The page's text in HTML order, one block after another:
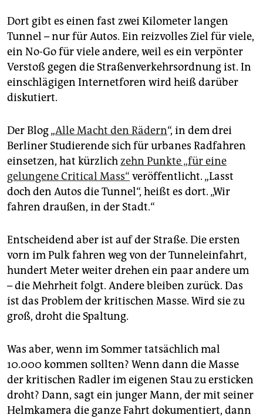
Dort gibt es einen fast zwei Kilometer langen
Tunnel – nur für Autos. Ein reizvolles Ziel für viele,
ein No-Go für viele andere, weil es ein verpönter
Verstoß gegen die Straßenverkehrsordnung ist. In
einschlägigen Internetforen wird heiß darüber
diskutiert.
Der Blog „Alle Macht den Rädern“, in dem drei
Berliner Studierende sich für urbanes Radfahren
einsetzen, hat kürzlichzehn Punkte „für eine
gelungene Critical Mass“ veröffentlicht. „Lasst
doch den Autos die Tunnel“, heißt es dort. „Wir
fahren draußen, in der Stadt.“
Entscheidend aber ist auf der Straße. Die ersten
vorn im Pulk fahren weg von der Tunneleinfahrt,
hundert Meter weiter drehen ein paar andere um
– die Mehrheit folgt. Andere bleiben zurück. Das
ist das Problem der kritischen Masse. Wird sie zu
groß, droht die Spaltung.
Was aber, wenn im Sommer tatsächlich mal
10.000 kommen sollten? Wenn dann die Masse
der kritischen Radler im eigenen Stau zu ersticken
droht? Dann, sagt ein junger Mann, der mit seiner
Helmkamera die ganze Fahrt dokumentiert, dann